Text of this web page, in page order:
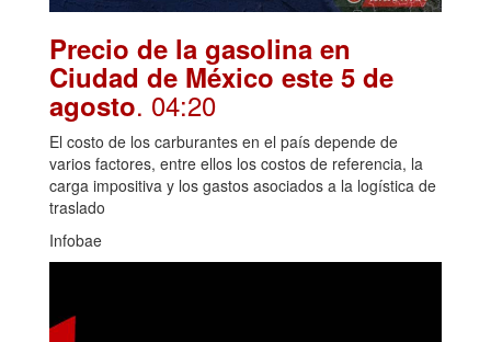
Precio de la gasolina en
Ciudad de México este 5 de
agosto. 04:20
El costo de los carburantes en el país depende de
varios factores, entre ellos los costos de referencia, la
carga impositiva y los gastos asociados a la logística de
traslado
Infobae